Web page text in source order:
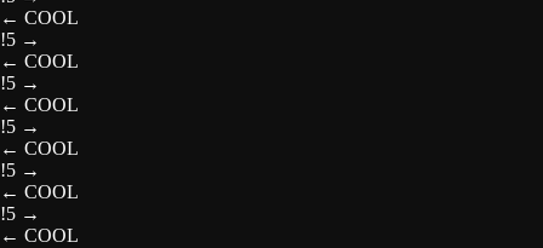
← COOL
!5 →
← COOL
!5 →
← COOL
!5 →
← COOL
!5 →
← COOL
!5 →
← COOL